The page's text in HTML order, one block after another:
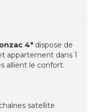
4* dispose de
appartement dans 1
allient le confort.
satellite